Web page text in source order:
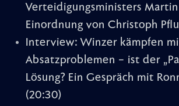
Verteidigungsministers
Einordnung von Christoph
Interview: Winzer kämpfen
Absatzproblemen – ist der
Lösung? Ein Gespräch mit
(20:30)